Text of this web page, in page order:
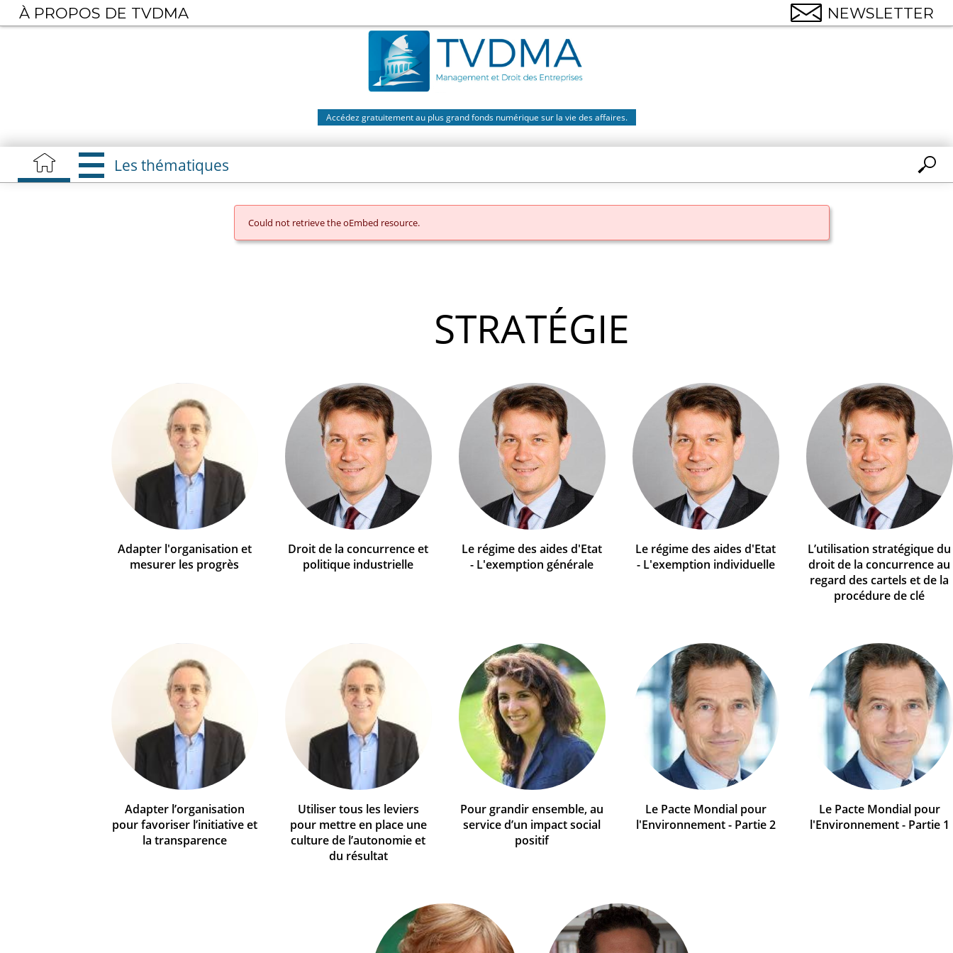
Aller
au
Accédez gratuitement au plus grand fonds numérique sur la vie des affaires.
Les thématiques
MESSAGE
Could not retrieve the oEmbed resource.
STRATÉGIE
Adapter l'organisation et
mesurer les progrès
Droit de la concurrence et
politique industrielle
Le régime des aides d'Etat
- L'exemption générale
Le régime des aides d'Etat
- L'exemption individuelle
L’utilisation stratégique du
droit de la concurrence au
regard des cartels et de la
procédure de clé
Adapter l’organisation
pour favoriser l’initiative et
la transparence
Utiliser tous les leviers
pour mettre en place une
culture de l’autonomie et
du résultat
Pour grandir ensemble, au
service d’un impact social
positif
Le Pacte Mondial pour
l'Environnement - Partie 2
Le Pacte Mondial pour
l'Environnement - Partie 1
À PROPOS DE TVDMA NEWSLETTER